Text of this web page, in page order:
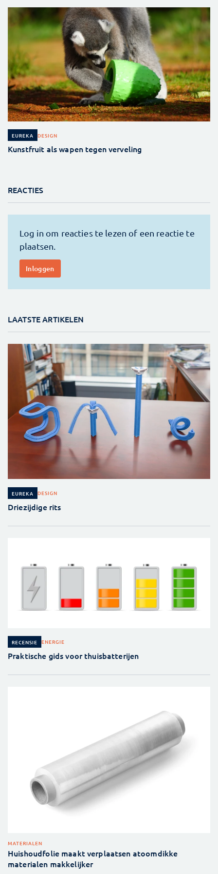
EUREKA DESIGN
Kunstfruit als wapen tegen verveling
REACTIES
LAATSTE ARTIKELEN
EUREKA DESIGN
Driezijdige rits
RECENSIE ENERGIE
Praktische gids voor thuisbatterijen
MATERIALEN
Huishoudfolie maakt verplaatsen atoomdikke
materialen makkelijker